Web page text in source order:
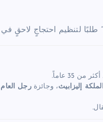
لتنظيم احتجاجٍ لاحقٍ في
35 عاماً.
إليزابيث، وجائزةرجل العام